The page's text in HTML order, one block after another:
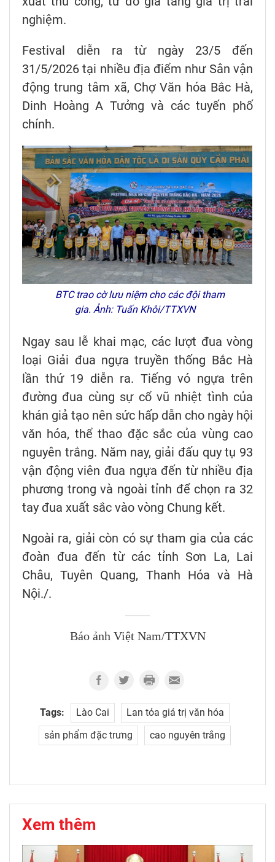
nghiệm.
Festival diễn ra từ ngày 23/5 đến
31/5/2026 tại nhiều địa điểm như Sân vận
động trung tâm xã, Chợ Văn hóa Bắc Hà,
Dinh Hoàng A Tưởng và các tuyến phố
chính.
BTC trao cờ lưu niệm cho các đội tham
gia. Ảnh: Tuấn Khôi/TTXVN
Ngay sau lễ khai mạc, các lượt đua vòng
loại Giải đua ngựa truyền thống Bắc Hà
lần thứ 19 diễn ra. Tiếng vó ngựa trên
đường đua cùng sự cổ vũ nhiệt tình của
khán giả tạo nên sức hấp dẫn cho ngày hội
văn hóa, thể thao đặc sắc của vùng cao
nguyên trắng. Năm nay, giải đấu quy tụ 93
vận động viên đua ngựa đến từ nhiều địa
phương trong và ngoài tỉnh để chọn ra 32
tay đua xuất sắc vào vòng Chung kết.
Ngoài ra, giải còn có sự tham gia của các
đoàn đua đến từ các tỉnh Sơn La, Lai
Châu, Tuyên Quang, Thanh Hóa và Hà
Nội./.
Báo ảnh Việt Nam/TTXVN
Tags: Lào Cai
Lan tỏa giá trị văn hóa
sản phẩm đặc trưng
cao nguyên trắng
Xem thêm